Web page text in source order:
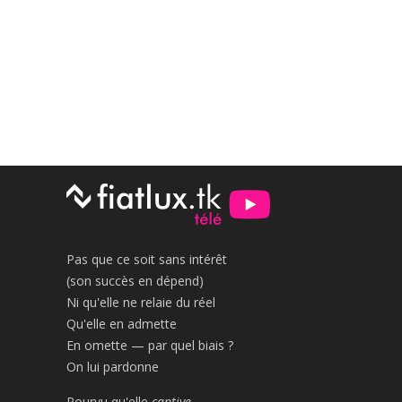
Pas que ce soit sans intérêt
(son succès en dépend)
Ni qu'elle ne relaie du réel
Qu'elle en admette
En omette — par quel biais ?
On lui pardonne